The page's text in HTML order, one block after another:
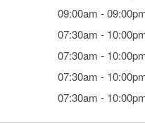
09:00am -
07:30am -
07:30am -
07:30am -
07:30am -